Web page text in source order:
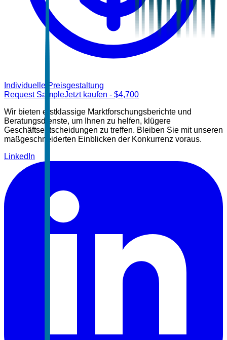
Individuelle Preisgestaltung
Request SampleJetzt kaufen - $4,700
Wir bieten erstklassige Marktforschungsberichte und
Beratungsdienste, um Ihnen zu helfen, klügere
Geschäftsentscheidungen zu treffen. Bleiben Sie mit unseren
maßgeschneiderten Einblicken der Konkurrenz voraus.
LinkedIn